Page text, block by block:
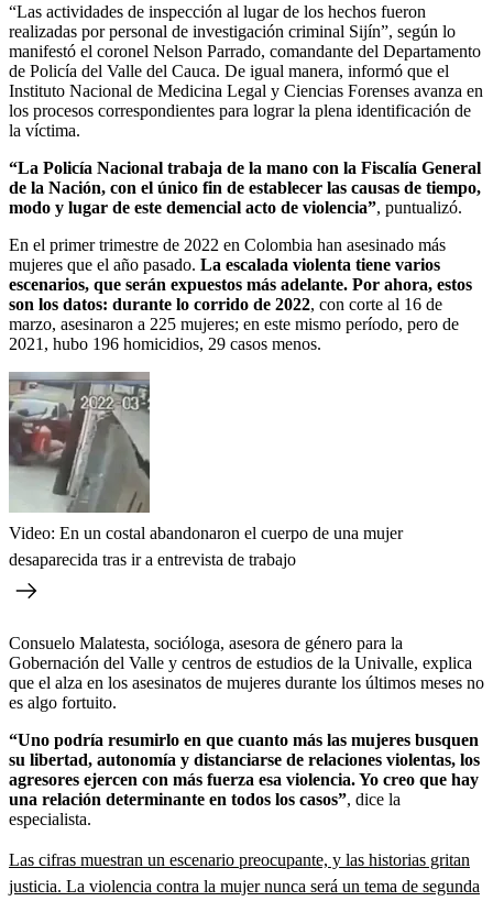
“Las actividades de inspección al lugar de los hechos fueron
realizadas por personal de investigación criminal Sijín”, según lo
manifestó el coronel Nelson Parrado, comandante del Departamento
de Policía del Valle del Cauca. De igual manera, informó que el
Instituto Nacional de Medicina Legal y Ciencias Forenses avanza en
los procesos correspondientes para lograr la plena identificación de
la víctima.
“La Policía Nacional trabaja de la mano con la Fiscalía General
de la Nación, con el único fin de establecer las causas de tiempo,
modo y lugar de este demencial acto de violencia”, puntualizó.
En el primer trimestre de 2022 en Colombia han asesinado más
mujeres que el año pasado. La escalada violenta tiene varios
escenarios, que serán expuestos más adelante. Por ahora, estos
son los datos: durante lo corrido de 2022, con corte al 16 de
marzo, asesinaron a 225 mujeres; en este mismo período, pero de
2021, hubo 196 homicidios, 29 casos menos.
Video: En un costal abandonaron el cuerpo de una mujer
desaparecida tras ir a entrevista de trabajo
Consuelo Malatesta, socióloga, asesora de género para la
Gobernación del Valle y centros de estudios de la Univalle, explica
que el alza en los asesinatos de mujeres durante los últimos meses no
es algo fortuito.
“Uno podría resumirlo en que cuanto más las mujeres busquen
su libertad, autonomía y distanciarse de relaciones violentas, los
agresores ejercen con más fuerza esa violencia. Yo creo que hay
una relación determinante en todos los casos”, dice la
especialista.
Las cifras muestran un escenario preocupante, y las historias gritan
justicia. La violencia contra la mujer nunca será un tema de segunda